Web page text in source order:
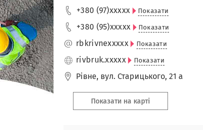
+380 (97)xxxxx Показати
+380 (95)xxxxx Показати
rbkrivnexxxxx Показати
rivbruk.xxxxx Показати
Рівне, вул. Старицького, 21 а
Показати на карті